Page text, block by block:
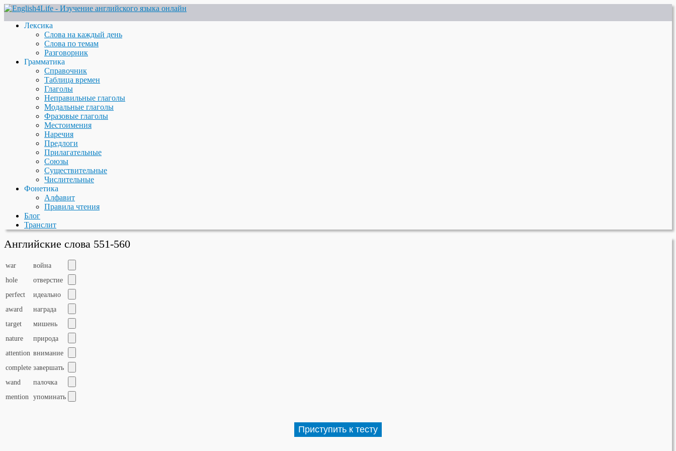
Лексика
Слова на каждый день
Слова по темам
Разговорник
Грамматика
Справочник
Таблица времен
Глаголы
Неправильные глаголы
Модальные глаголы
Фразовые глаголы
Местоимения
Наречия
Предлоги
Прилагательные
Союзы
Существительные
Числительные
Фонетика
Алфавит
Правила чтения
Блог
Транслит
Английские слова 551-560
war
война
hole
отверстие
perfect
идеально
award
награда
target
мишень
nature
природа
attention внимание
complete завершать
wand
палочка
mention
упоминать
Приступить к тесту